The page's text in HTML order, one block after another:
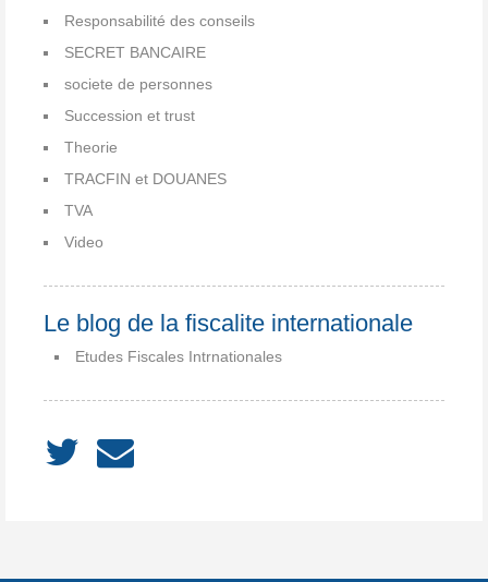
Responsabilité des conseils
SECRET BANCAIRE
societe de personnes
Succession et trust
Theorie
TRACFIN et DOUANES
TVA
Video
Le blog de la fiscalite internationale
Etudes Fiscales Intrnationales